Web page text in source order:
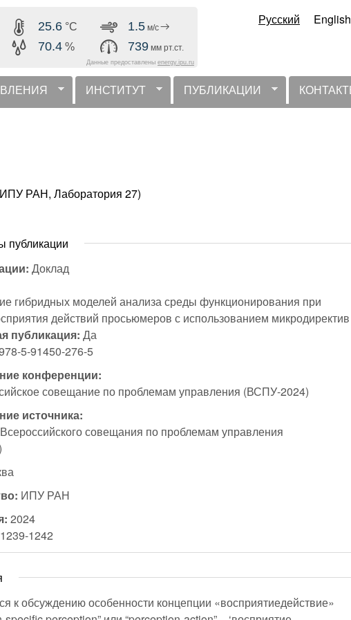
содержанию
25.6 °C
70.4 %
1.5 м/с
739 мм рт.ст.
Данные предоставлены energy.ipu.ru
Русский English
менюИНСТИТУТ ПУБЛИКАЦИИ
РАН, Лаборатория 27)
публикации
Доклад
гибридных моделей анализа среды функционирования при
действий просьюмеров с использованием микродиректив
публикация:Да
5-91450-276-5
конференции:
совещание по проблемам управления (ВСПУ-2024)
источника:
совещания по проблемам управления
ИПУ РАН
2024
1239-1242
к обсуждению особенности концепции «восприятиедействие»